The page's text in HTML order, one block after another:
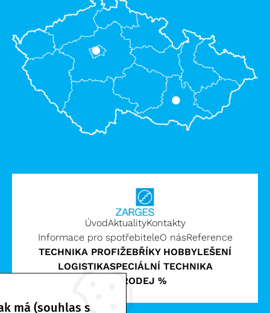
TECHNIKA PROFIŽEBŘÍKY HOBBYLEŠENÍ
LOGISTIKASPECIÁLNÍ TECHNIKA
VÝPRODEJ %
ÚvodAktualityKontakty
Informace pro spotřebiteleO násReference
má (souhlas s